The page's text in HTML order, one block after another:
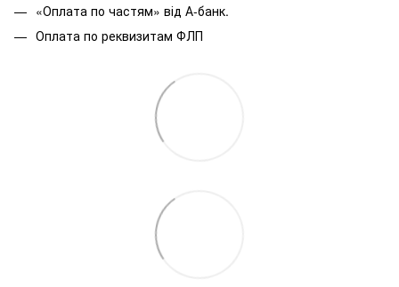
«Оплата по частям» від А-банк.
Оплата по реквизитам ФЛП